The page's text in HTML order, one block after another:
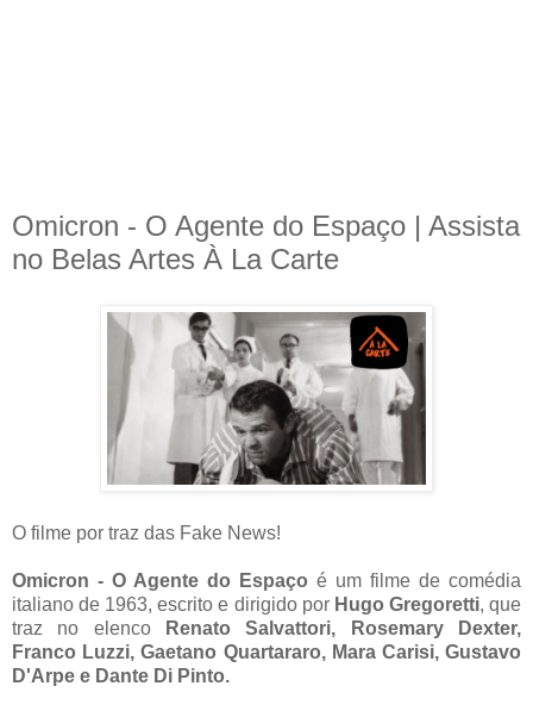
Omicron - O Agente do Espaço | Assista
no Belas Artes À La Carte
O filme por traz das Fake News!
Omicron - O Agente do Espaço é um filme de comédia
italiano de 1963, escrito e dirigido por Hugo Gregoretti, que
traz no elenco
Renato Salvattori, Rosemary Dexter,
Franco Luzzi, Gaetano Quartararo, Mara Carisi, Gustavo
D'Arpe e Dante Di Pinto.